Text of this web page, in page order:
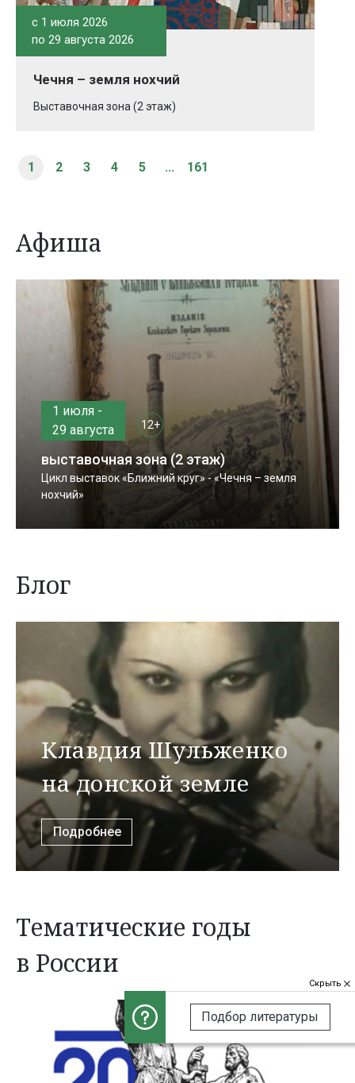
c 1 июля 2026
по 29 августа 2026
Чечня – земля нохчий
Выставочная зона (2 этаж)
1 2 3 4 5 ... 161
Афиша
1 июля -
29 августа
12+
выставочная зона (2 этаж)
Цикл выставок «Ближний круг» - «Чечня – земля
нохчий»
Блог
Клавдия Шульженко
на донской земле
Подробнее
Тематические годы
в России
Скрыть
Подбор литературы